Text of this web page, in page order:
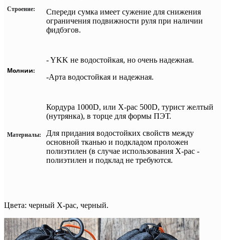
Строение:
Спереди сумка имеет сужение для снижения
ограничения подвижности руля при наличии
фидбэгов.
Молнии:
- YKK не водостойкая, но очень надежная.
-Арта водостойкая и надежная.
Материалы:
Кордура 1000D, или X-pac 500D, турист желтый
(нутрянка), в торце для формы ПЭТ.
Для придания водостойких свойств между
основной тканью и подкладом проложен
полиэтилен (в случае использования X-pac -
полиэтилен и подклад не требуются.
Цвета: черный X-pac, черный.